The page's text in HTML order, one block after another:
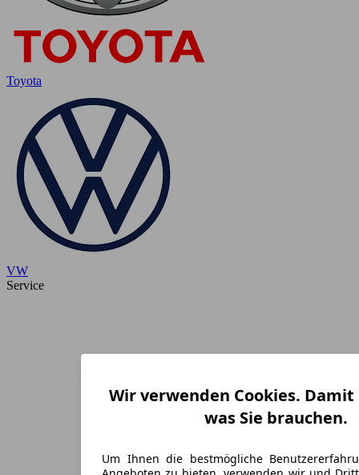
Toyota
VW
Service
Wir verwenden Cookies.
was Sie brauchen.
Um Ihnen die bestmögliche